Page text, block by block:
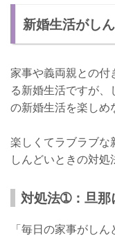
新婚生活がし
家事や義両親との
る新婚生活ですが、
の新婚生活を楽しめ
楽しくてラブラブな
しんどいときの対処
対処法➀：旦那
「毎日の家事がし